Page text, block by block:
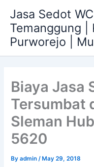
content
Jasa Sedot
Temanggung |
Purworejo |
Biaya Jasa
Tersumbat
Sleman
5620
Byadmin/ May 29, 2018